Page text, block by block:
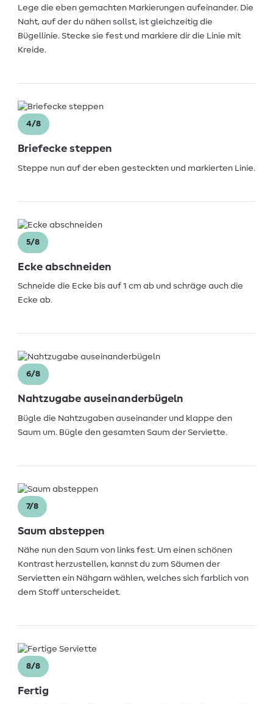
Lege die eben gemachten Markierungen aufeinander. Die
Naht, auf der du nähen sollst, ist gleichzeitig die
Bügellinie. Stecke sie fest und markiere dir die Linie mit
Kreide.
4/8
Briefecke steppen
Steppe nun auf der eben gesteckten und markierten Linie.
5/8
Ecke abschneiden
Schneide die Ecke bis auf 1 cm ab und schräge auch die
Ecke ab.
6/8
Nahtzugabe auseinanderbügeln
Bügle die Nahtzugaben auseinander und klappe den
Saum um. Bügle den gesamten Saum der Serviette.
7/8
Saum absteppen
Nähe nun den Saum von links fest. Um einen schönen
Kontrast herzustellen, kannst du zum Säumen der
Servietten ein Nähgarn wählen, welches sich farblich von
dem Stoff unterscheidet.
8/8
Fertig